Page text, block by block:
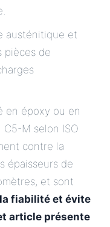
austénitique et
pièces de
en époxy ou en
M selon ISO
contre la
épaisseurs de
et sont
fiabilité et évite
article présente